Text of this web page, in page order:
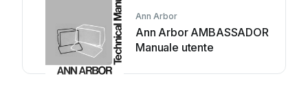
Ann Arbor
Ann Arbor AMBASSADOR
Manuale utente